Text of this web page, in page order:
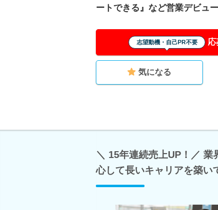
ートできる』など営業デビュ
志望動機・自己PR不要
気になる
＼ 15年連続売上UP！／
心して長いキャリアを築い